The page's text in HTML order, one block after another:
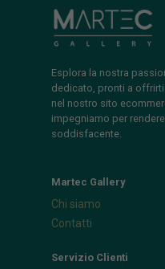
Esplora la nostra
dedicato, pronti a
nel nostro sito
impegniamo per
soddisfacente.
Martec Gallery
Chi siamo
Contatti
Servizio Clienti